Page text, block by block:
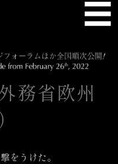
☰
務省欧州
をうけた。